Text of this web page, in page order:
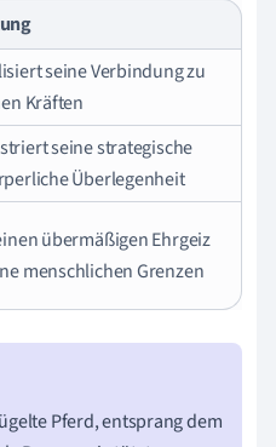
seine Verbindung zu
Kräften
seine strategische
Überlegenheit
übermäßigen Ehrgeiz
menschlichen Grenzen
Pferd, entsprang dem